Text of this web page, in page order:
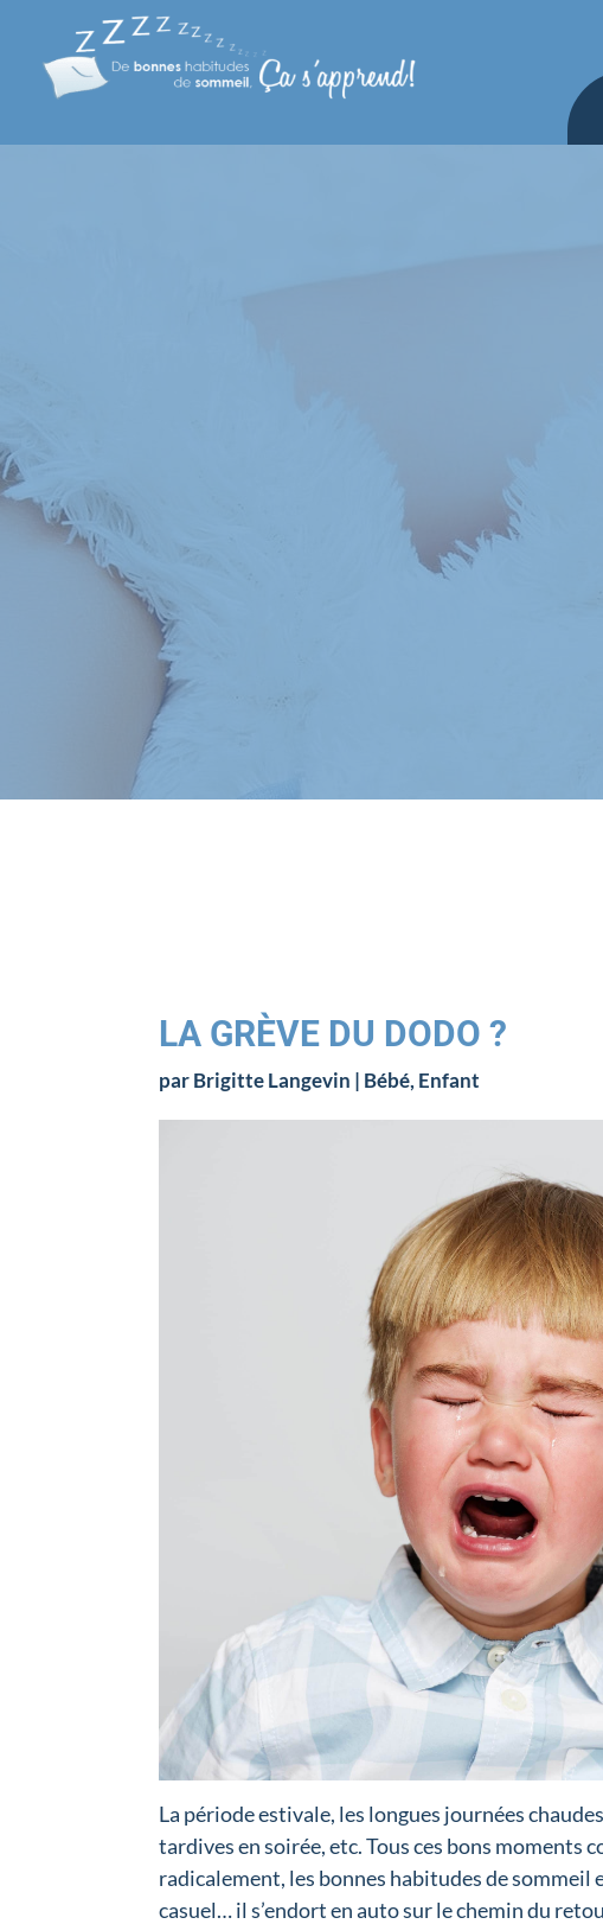
LA GRÈVE DU DODO ?
parBrigitte Langevin | Bébé, Enfant
La période estivale, les longues journées
tardives en soirée, etc. Tous ces bons moments
radicalement, les bonnes habitudes de
casuel… il s’endort en auto sur le chemin du